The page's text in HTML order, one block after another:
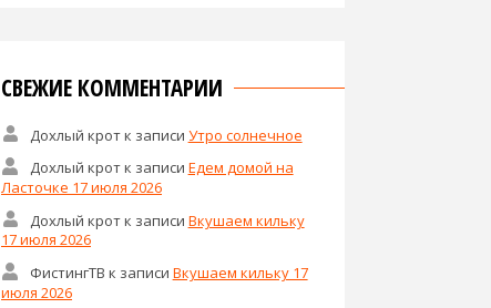
СВЕЖИЕ КОММЕНТАРИИ
Дохлый кротк записи Утро солнечное
Дохлый кротк записи Едем домой на
Ласточке 17 июля 2026
Дохлый кротк записи Вкушаем кильку
17 июля 2026
ФистингТВ к записи Вкушаем кильку 17
июля 2026